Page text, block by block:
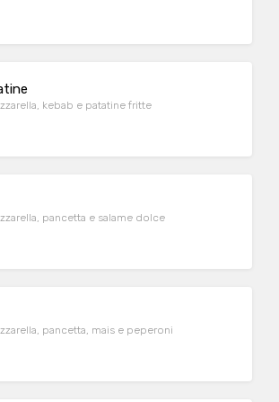
kebab e patatine fritte
pancetta e salame dolce
pancetta, mais e peperoni